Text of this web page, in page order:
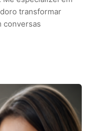
transformar
conversas